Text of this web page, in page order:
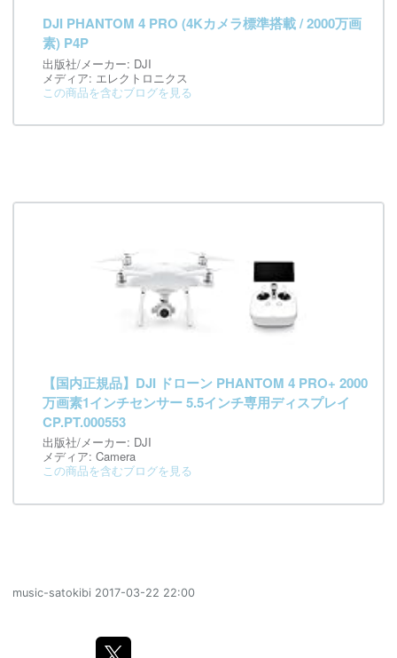
DJI PHANTOM 4 PRO (4Kカメラ標準搭載 / 2000万画
素) P4P
出版社/メーカー: DJI
メディア: エレクトロニクス
この商品を含むブログを見る
【国内正規品】DJI ドローン PHANTOM 4 PRO+ 2000
万画素1インチセンサー 5.5インチ専用ディスプレイ
CP.PT.000553
出版社/メーカー: DJI
メディア: Camera
この商品を含むブログを見る
music-satokibi 2017-03-22 22:00